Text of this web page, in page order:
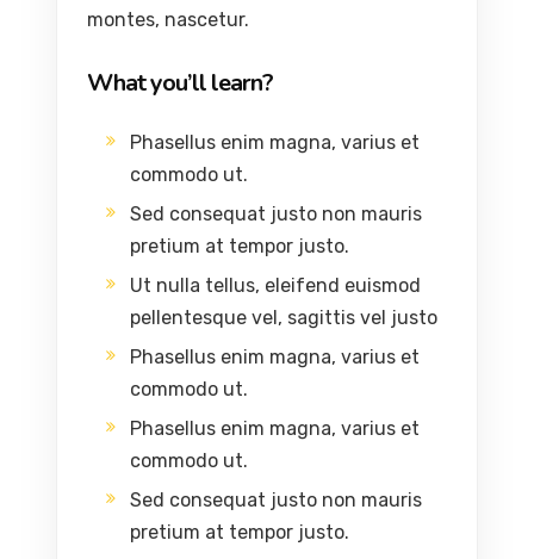
montes, nascetur.
What you’ll learn?
Phasellus enim magna, varius et
commodo ut.
Sed consequat justo non mauris
pretium at tempor justo.
Ut nulla tellus, eleifend euismod
pellentesque vel, sagittis vel justo
Phasellus enim magna, varius et
commodo ut.
Phasellus enim magna, varius et
commodo ut.
Sed consequat justo non mauris
pretium at tempor justo.